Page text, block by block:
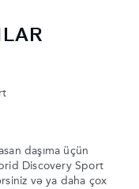
daşıma üçün
Discovery Sport
və ya daha çox